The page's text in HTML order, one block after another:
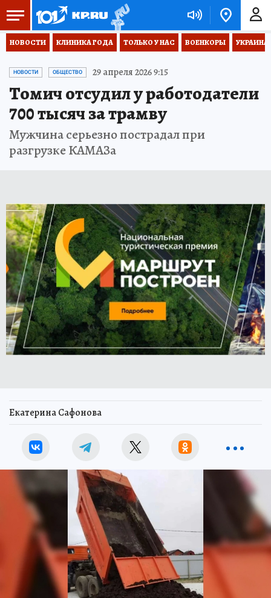
НОВОСТИ КЛИНИКА ГОДА ТОЛЬКО У НАС ВОЕНКОРЫ
НОВОСТИ ОБЩЕСТВО 29 апреля 2026 9:15
Томич отсудил у работодатели
700 тысяч за трамву
Мужчина серьезно пострадал при
разгрузке КАМАЗа
Екатерина Сафонова